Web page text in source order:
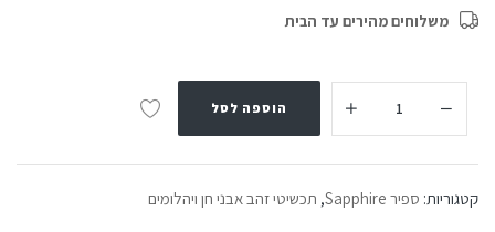
משלוחים מהירים עד הבית
הוספה לסל
קטגוריות: ספיר Sapphire , תכשיטי זהב אבני חן ויהלומים